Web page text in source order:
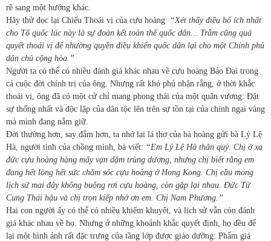
rẽ sang một hướng khác.
Hãy thử đọc lại Chiếu Thoái vị của cựu hoàng: “Xét thấy điều bổ ích nhất
cho Tổ quốc lúc này là sự đoàn kết toàn thể quốc dân… Trẫm cũng quả
quyết thoái vị để nhường quyền điều khiển quốc dân lại cho một Chính phủ
dân chủ cộng hòa.”
Người ta có thể có nhiều đánh giá khác nhau về cựu hoàng Bảo Đại trong
cả cuộc đời chính trị của ông. Nhưng rất khó phủ nhận rằng, ở thời khắc
thoái vị, ông đã có một cử chỉ mang phong thái của một quân vương: Đặt
sự thống nhất và độc lập của dân tộc lên trên sự tồn tại của chính ngai vàng
mà mình đang nắm giữ.
Đời thường hơn, say đắm hơn, ta nhớ lại lá thơ của bà hoàng gửi bà Lý Lệ
Hà, người tình của chồng mình, bà viết: “Em Lý Lệ Hà thân quý. Chị ở xa
đức cựu hoàng hàng mấy vạn dặm trùng dương, nhưng chị biết rằng em
đang hết lòng hết sức chăm sóc cựu hoàng ở Hong Kong. Chị cầu mong
lịch sử mai đây không buông rơi cựu hoàng, còn gặp lại nhau. Đức Từ
Cung Thái hậu và chị trọn kiếp nhớ ơn em. Chị Nam Phương.”
Hai con người ấy có thể có nhiều khiếm khuyết, và lịch sử vẫn còn đánh
giá khác nhau về họ. Nhưng ở những khoảnh khắc quyết định, họ đều để
lại một hình ảnh rất đặc trưng của tầng lớp được giáo dưỡng: Phẩm giá